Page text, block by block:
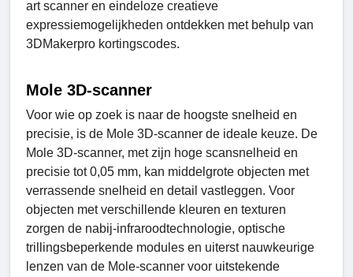
art scanner en eindeloze creatieve
expressiemogelijkheden ontdekken met behulp van
3DMakerpro kortingscodes.
Mole 3D-scanner
Voor wie op zoek is naar de hoogste snelheid en
precisie, is de Mole 3D-scanner de ideale keuze. De
Mole 3D-scanner, met zijn hoge scansnelheid en
precisie tot 0,05 mm, kan middelgrote objecten met
verrassende snelheid en detail vastleggen. Voor
objecten met verschillende kleuren en texturen
zorgen de nabij-infraroodtechnologie, optische
trillingsbeperkende modules en uiterst nauwkeurige
lenzen van de Mole-scanner voor uitstekende